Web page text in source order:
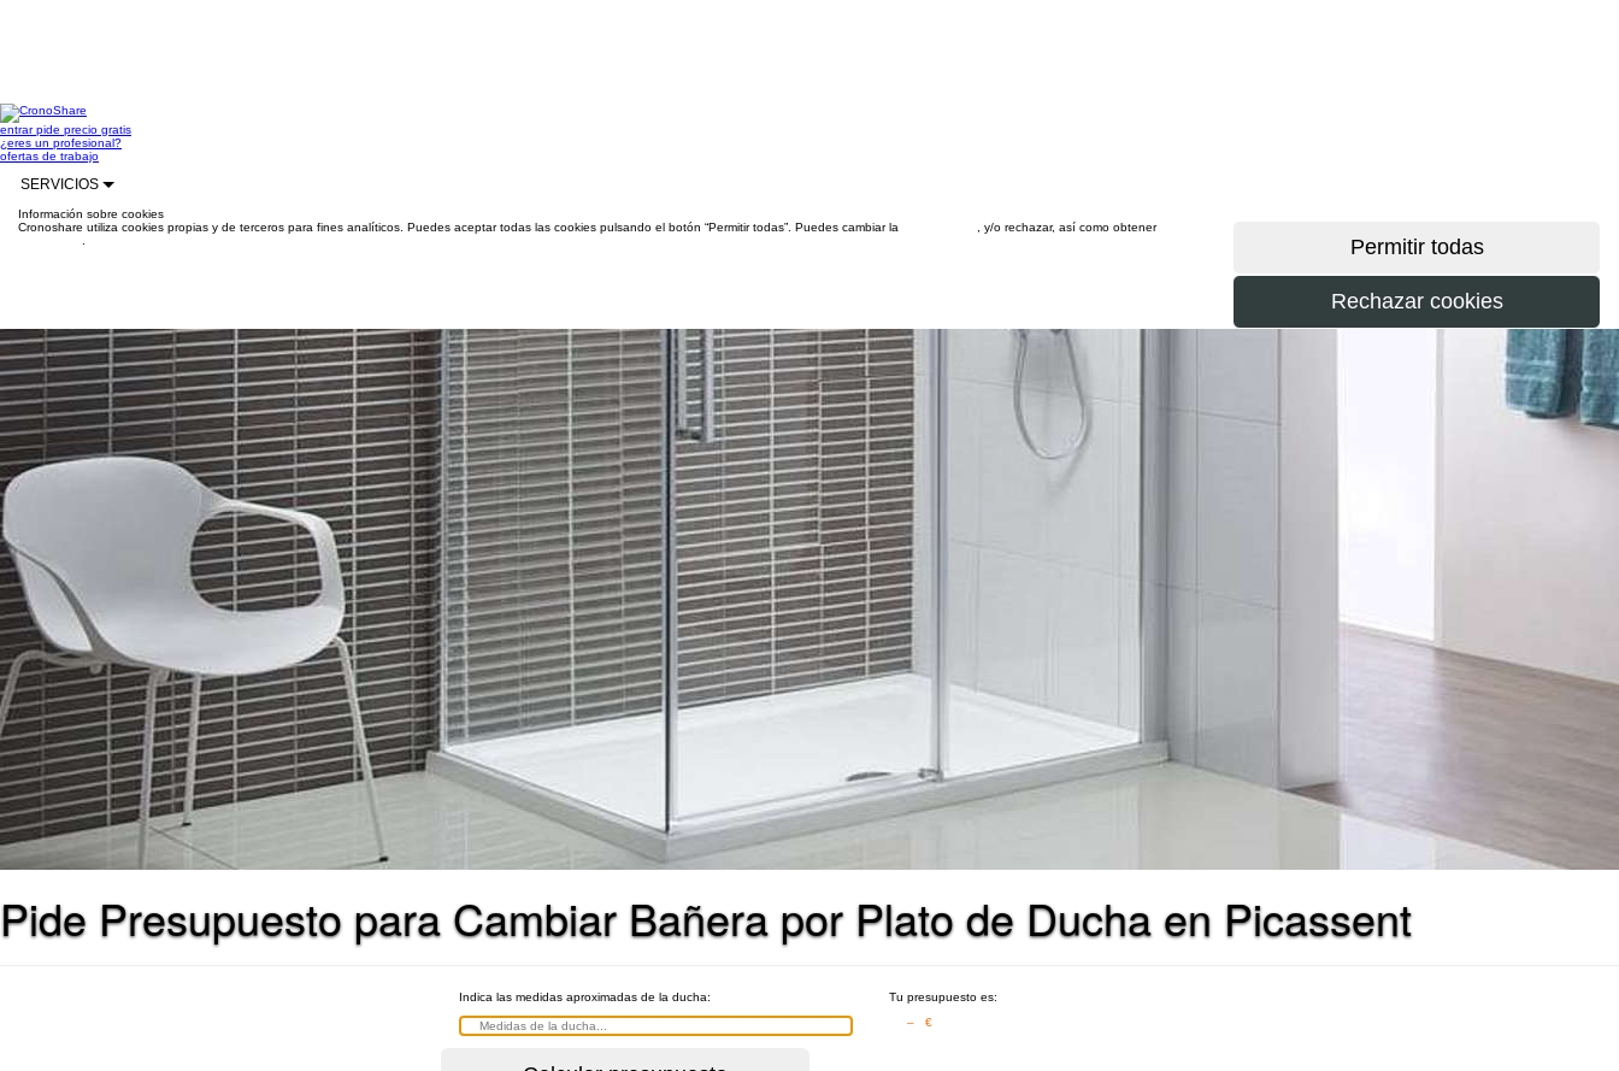
entrarpide precio gratis
¿eres un profesional?
ofertas de trabajo
SERVICIOS
Información sobre cookies
Cronoshare utiliza cookies propias y de terceros para fines analíticos. Puedes aceptar todas las cookies pulsando el botón “Permitir todas”. Puedes cambiar la
, y/o rechazar, así como obtener
Pide Presupuesto para Cambiar Bañera por Plato de Ducha en Picassent
Indica las medidas aproximadas de la ducha:
Tu presupuesto es:
– €